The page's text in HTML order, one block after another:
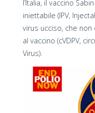
l’Italia, il vaccino
iniettabile (IPV,
virus ucciso, che
al vaccino (cVDPV,
Virus).